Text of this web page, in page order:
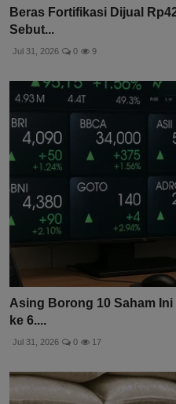
Beras Fortifikasi Dijual
Sebut...
Jul 31, 2026 0 9
Asing Borong 10 Saham Ini
ke 6....
Jul 31, 2026 0 17